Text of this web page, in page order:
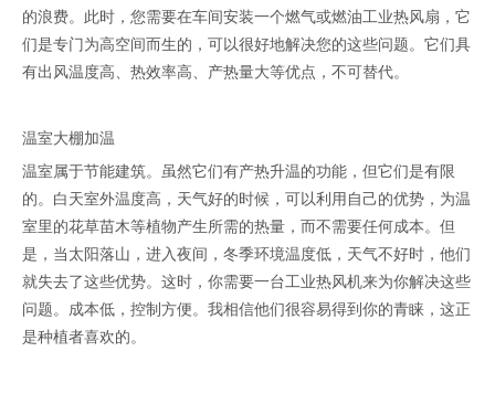
的浪费。此时，您需要在车间安装一个燃气或燃油工业热风扇，它
们是专门为高空间而生的，可以很好地解决您的这些问题。它们具
有出风温度高、热效率高、产热量大等优点，不可替代。
温室大棚加温
温室属于节能建筑。虽然它们有产热升温的功能，但它们是有限
的。白天室外温度高，天气好的时候，可以利用自己的优势，为温
室里的花草苗木等植物产生所需的热量，而不需要任何成本。但
是，当太阳落山，进入夜间，冬季环境温度低，天气不好时，他们
就失去了这些优势。这时，你需要一台工业热风机来为你解决这些
问题。成本低，控制方便。我相信他们很容易得到你的青睐，这正
是种植者喜欢的。